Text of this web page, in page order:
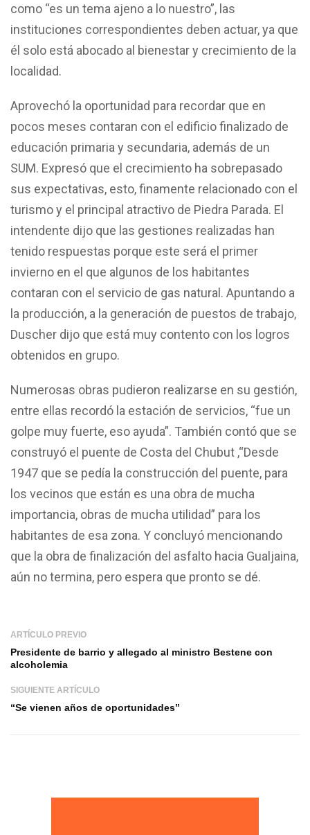
como “es un tema ajeno a lo nuestro”, las
instituciones correspondientes deben actuar, ya que
él solo está abocado al bienestar y crecimiento de la
localidad.
Aprovechó la oportunidad para recordar que en
pocos meses contaran con el edificio finalizado de
educación primaria y secundaria, además de un
SUM. Expresó que el crecimiento ha sobrepasado
sus expectativas, esto, finamente relacionado con el
turismo y el principal atractivo de Piedra Parada. El
intendente dijo que las gestiones realizadas han
tenido respuestas porque este será el primer
invierno en el que algunos de los habitantes
contaran con el servicio de gas natural. Apuntando a
la producción, a la generación de puestos de trabajo,
Duscher dijo que está muy contento con los logros
obtenidos en grupo.
Numerosas obras pudieron realizarse en su gestión,
entre ellas recordó la estación de servicios, “fue un
golpe muy fuerte, eso ayuda”. También contó que se
construyó el puente de Costa del Chubut ,“Desde
1947 que se pedía la construcción del puente, para
los vecinos que están es una obra de mucha
importancia, obras de mucha utilidad” para los
habitantes de esa zona. Y concluyó mencionando
que la obra de finalización del asfalto hacia Gualjaina,
aún no termina, pero espera que pronto se dé.
ARTÍCULO PREVIO
Presidente de barrio y allegado al ministro Bestene con
alcoholemia
SIGUIENTE ARTÍCULO
“Se vienen años de oportunidades”